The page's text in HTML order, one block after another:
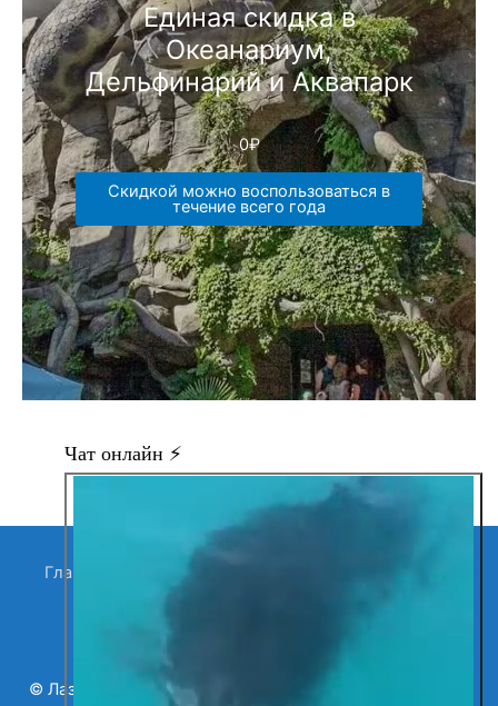
Единая скидка в
Океанариум,
Дельфинарий и Аквапарк
0₽
Скидкой можно воспользоваться в
течение всего года
Главная Все объявления
Магазины в Лазаревском
© Лазаревское и Цены (2026)